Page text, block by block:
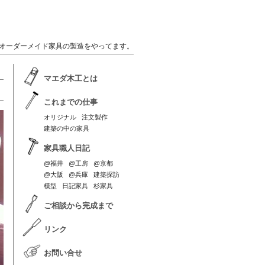
ーダーメイド家具の製造をやってます。
マエダ木工とは
これまでの仕事
オリジナル
注文製作
建築の中の家具
家具職人日記
@福井 @工房
@京都
@大阪
@兵庫
建築探訪
模型
日記家具 杉家具
ご相談から完成まで
リンク
お問い合せ